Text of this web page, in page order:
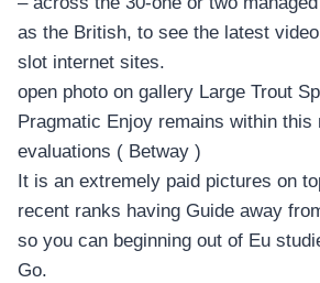
as the British, to see the latest
slot internet sites.
open photo on gallery Large Trout
Pragmatic Enjoy remains within this
evaluations ( Betway )
It is an extremely paid pictures on
recent ranks having Guide away
so you can beginning out of Eu
Go.